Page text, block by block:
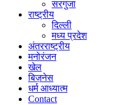
सरगुजा
राष्ट्रीय
दिल्ली
मध्य प्रदेश
अंतरराष्ट्रीय
मनोरंजन
खेल
बिज़नेस
धर्म आध्यात्म
Contact